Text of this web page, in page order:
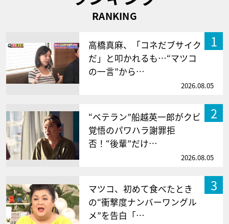
RANKING
1
高橋真麻、「コネだブサイク
だ」と叩かれるも…“マツコ
の一言”から…
2026.08.05
2
“ベテラン”船越英一郎がクビ
覚悟のパワハラ謝罪拒
否！“後輩”だけ…
2026.08.05
3
マツコ、初めて食べたとき
の“衝撃度ナンバーワングル
メ”を告白「…